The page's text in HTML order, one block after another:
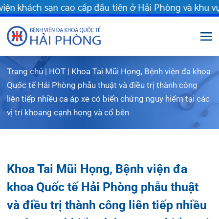
sạn cao cấp đầu tiên ở Hải Phòng và khu vực vùng
Giới thiệu
Giới thiệu chung
Sơ đồ tổng thể
Sơ đồ khoa phòng
Lịch khám bác sĩ Hà Nội
Văn bản pháp quy
Dịch vụ
Khám sức khỏe
Dịch vụ tiêm chủng
Chạy thận nhân tạo
Lấy mẫu xét nghiệm tại nhà
Phục vụ đồ ăn
Chuyên gia
Chuyên khoa
Khoa Chẩn đoán hình ảnh – Thăm dò chức
Khoa Răng Hàm Mặt
Khách hàng
Lịch khám
Hòm thư góp ý
Tin tức
Tin mới
Dược lâm sàng
Trang chủ |HOT
Quốc tế Hải Phòng phẫu thuật và điều trị thành công
liên tiếp nhiều ca áp xe có biến chứng nguy hiểm tại các
vị trí khoang cạnh họng và cổ bên
và điều trị thành công liên tiếp nhiều
ca áp xe có biến chứng nguy hiểm tại
các vị trí khoang cạnh họng và cổ bên